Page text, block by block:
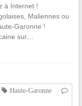
à Internet !
Maliennes ou
Garonne !
sur…
Haute-Garonne